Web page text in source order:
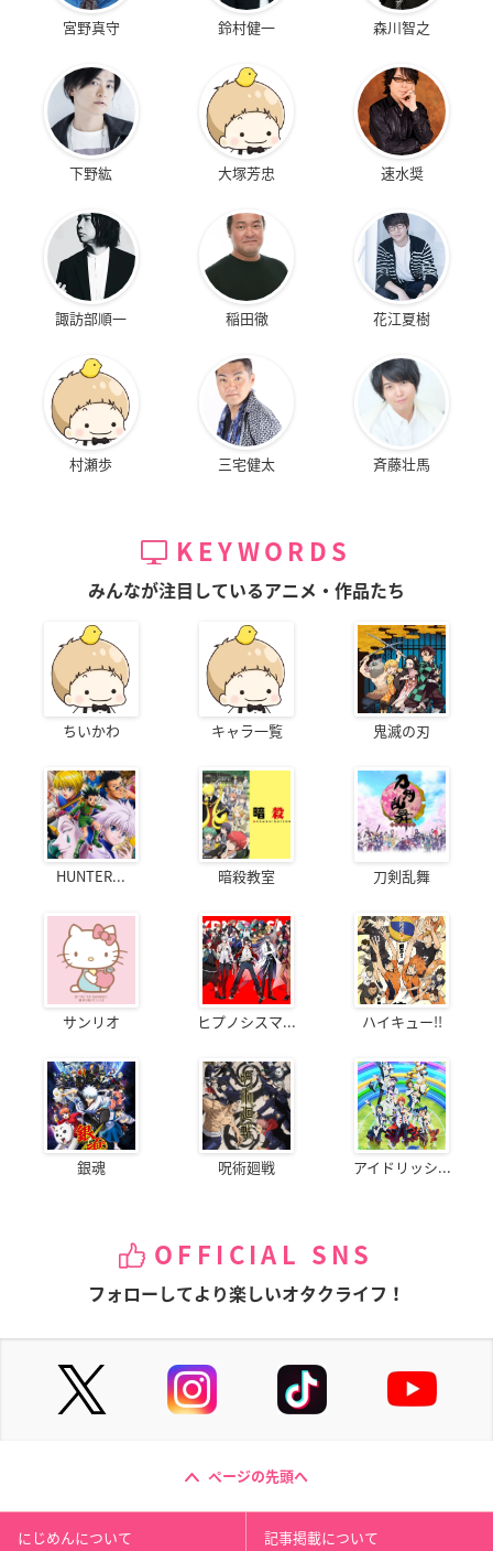
宮野真守 鈴村健一 森川智之
下野紘 大塚芳忠 速水奨
諏訪部順一 稲田徹 花江夏樹
村瀬歩 三宅健太 斉藤壮馬
KEYWORDS
みんなが注目しているアニメ・作品たち
ちいかわ キャラ一覧 鬼滅の刃
HUNTER... 暗殺教室 刀剣乱舞
サンリオ ヒプノシスマ... ハイキュー!!
銀魂 呪術廻戦 アイドリッシ...
OFFICIAL SNS
フォローしてより楽しいオタクライフ！
ページの先頭へ
にじめんについて 記事掲載について